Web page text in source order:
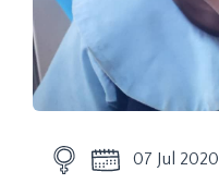
07 Jul 2020